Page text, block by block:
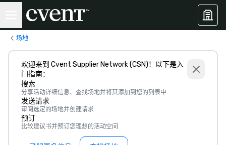
场地
欢迎来到 Cvent Supplier Network (CSN)！以下是入
门指南：
搜索
分享活动详细信息、查找场地并将其添加到您的列表中
发送请求
审阅选定的场地并创建请求
预订
比较建议书并预订您理想的活动空间